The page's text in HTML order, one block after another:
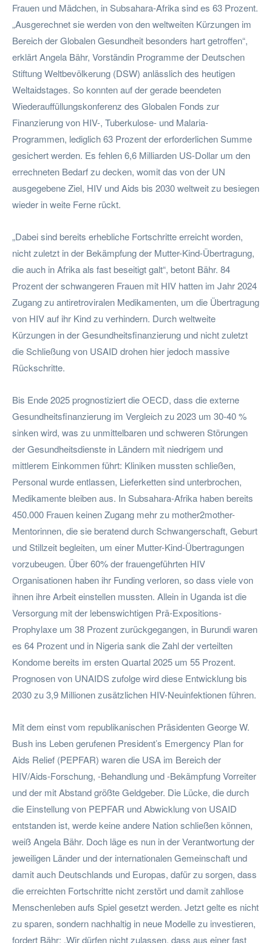
Frauen und Mädchen, in Subsahara-Afrika sind es 63 Prozent.
„Ausgerechnet sie werden von den weltweiten Kürzungen im
Bereich der Globalen Gesundheit besonders hart getroffen“,
erklärt Angela Bähr, Vorständin Programme der Deutschen
Stiftung Weltbevölkerung (DSW) anlässlich des heutigen
Weltaidstages. So konnten auf der gerade beendeten
Wiederauffüllungskonferenz des Globalen Fonds zur
Finanzierung von HIV-, Tuberkulose- und Malaria-
Programmen, lediglich 63 Prozent der erforderlichen Summe
gesichert werden. Es fehlen 6,6 Milliarden US-Dollar um den
errechneten Bedarf zu decken, womit das von der UN
ausgegebene Ziel, HIV und Aids bis 2030 weltweit zu besiegen
wieder in weite Ferne rückt.
„Dabei sind bereits erhebliche Fortschritte erreicht worden,
nicht zuletzt in der Bekämpfung der Mutter-Kind-Übertragung,
die auch in Afrika als fast beseitigt galt“, betont Bähr. 84
Prozent der schwangeren Frauen mit HIV hatten im Jahr 2024
Zugang zu antiretroviralen Medikamenten, um die Übertragung
von HIV auf ihr Kind zu verhindern. Durch weltweite
Kürzungen in der Gesundheitsfinanzierung und nicht zuletzt
die Schließung von USAID drohen hier jedoch massive
Rückschritte.
Bis Ende 2025 prognostiziert die OECD, dass die externe
Gesundheitsfinanzierung im Vergleich zu 2023 um 30-40 %
sinken wird, was zu unmittelbaren und schweren Störungen
der Gesundheitsdienste in Ländern mit niedrigem und
mittlerem Einkommen führt: Kliniken mussten schließen,
Personal wurde entlassen, Lieferketten sind unterbrochen,
Medikamente bleiben aus. In Subsahara-Afrika haben bereits
450.000 Frauen keinen Zugang mehr zu mother2mother-
Mentorinnen, die sie beratend durch Schwangerschaft, Geburt
und Stillzeit begleiten, um einer Mutter-Kind-Übertragungen
vorzubeugen. Über 60% der frauengeführten HIV
Organisationen haben ihr Funding verloren, so dass viele von
ihnen ihre Arbeit einstellen mussten. Allein in Uganda ist die
Versorgung mit der lebenswichtigen Prä-Expositions-
Prophylaxe um 38 Prozent zurückgegangen, in Burundi waren
es 64 Prozent und in Nigeria sank die Zahl der verteilten
Kondome bereits im ersten Quartal 2025 um 55 Prozent.
Prognosen von UNAIDS zufolge wird diese Entwicklung bis
2030 zu 3,9 Millionen zusätzlichen HIV-Neuinfektionen führen.
Mit dem einst vom republikanischen Präsidenten George W.
Bush ins Leben gerufenen President’s Emergency Plan for
Aids Relief (PEPFAR) waren die USA im Bereich der
HIV/Aids-Forschung, -Behandlung und -Bekämpfung Vorreiter
und der mit Abstand größte Geldgeber. Die Lücke, die durch
die Einstellung von PEPFAR und Abwicklung von USAID
entstanden ist, werde keine andere Nation schließen können,
weiß Angela Bähr. Doch läge es nun in der Verantwortung der
jeweiligen Länder und der internationalen Gemeinschaft und
damit auch Deutschlands und Europas, dafür zu sorgen, dass
die erreichten Fortschritte nicht zerstört und damit zahllose
Menschenleben aufs Spiel gesetzt werden. Jetzt gelte es nicht
zu sparen, sondern nachhaltig in neue Modelle zu investieren,
fordert Bähr: „Wir dürfen nicht zulassen, dass aus einer fast